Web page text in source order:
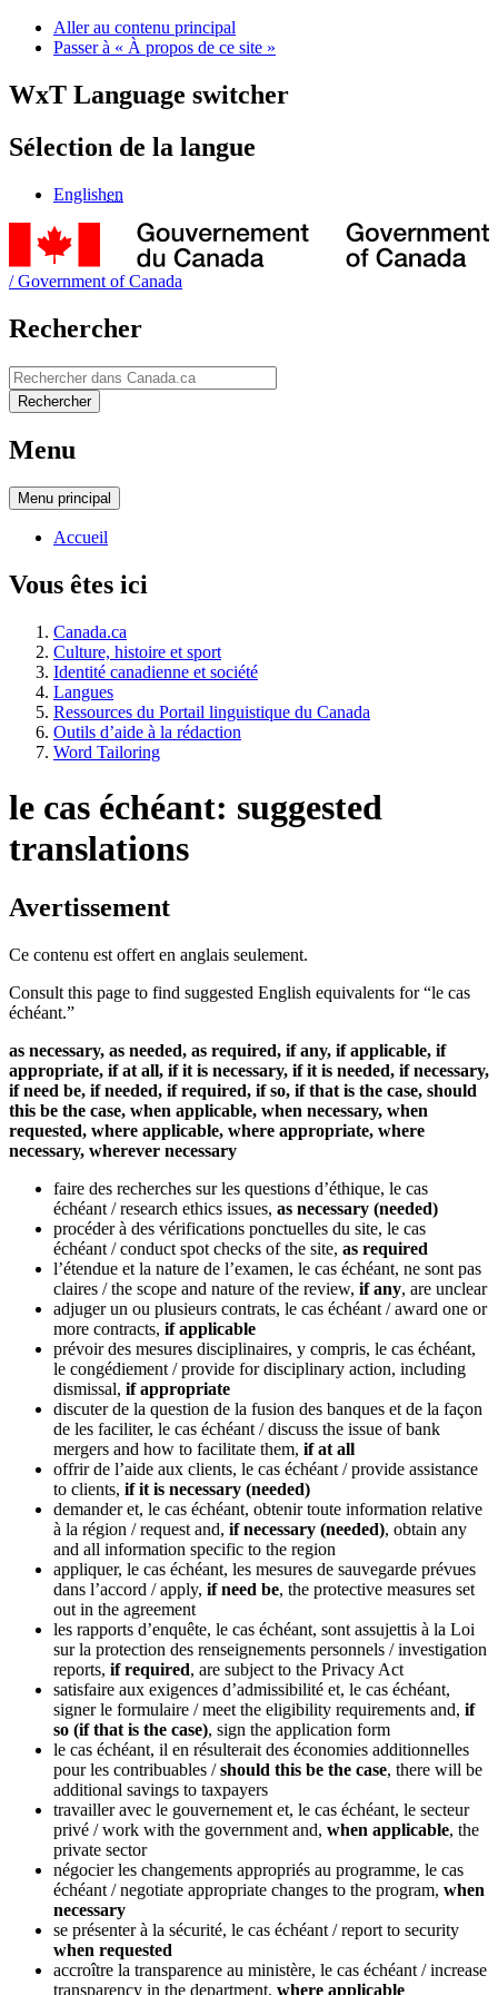
Aller au contenu principal
Passer à « À propos de ce site »
WxT Language switcher
Sélection de la langue
Englishen
/Government of Canada
Rechercher
Rechercher
Rechercher
Menu
Menu principal
Accueil
Vous êtes ici
Canada.ca
Culture, histoire et sport
Identité canadienne et société
Langues
Ressources du Portail linguistique du Canada
Outils d’aide à la rédaction
Word Tailoring
le cas échéant: suggested
translations
Avertissement
Ce contenu est offert en anglais seulement.
Consult this page to find suggested English equivalents for “le cas
échéant.”
as necessary, as needed, as required, if any, if applicable, if
appropriate, if at all, if it is necessary, if it is needed, if necessary,
if need be, if needed, if required, if so, if that is the case, should
this be the case, when applicable, when necessary, when
requested, where applicable, where appropriate, where
necessary, wherever necessary
faire des recherches sur les questions d’éthique, le cas
échéant / research ethics issues, as necessary (needed)
procéder à des vérifications ponctuelles du site, le cas
échéant / conduct spot checks of the site, as required
l’étendue et la nature de l’examen, le cas échéant, ne sont pas
claires / the scope and nature of the review, if any, are unclear
adjuger un ou plusieurs contrats, le cas échéant / award one or
more contracts, if applicable
prévoir des mesures disciplinaires, y compris, le cas échéant,
le congédiement / provide for disciplinary action, including
dismissal, if appropriate
discuter de la question de la fusion des banques et de la façon
de les faciliter, le cas échéant / discuss the issue of bank
mergers and how to facilitate them, if at all
offrir de l’aide aux clients, le cas échéant / provide assistance
to clients, if it is necessary (needed)
demander et, le cas échéant, obtenir toute information relative
à la région / request and, if necessary (needed), obtain any
and all information specific to the region
appliquer, le cas échéant, les mesures de sauvegarde prévues
dans l’accord / apply, if need be, the protective measures set
out in the agreement
les rapports d’enquête, le cas échéant, sont assujettis à la Loi
sur la protection des renseignements personnels / investigation
reports, if required, are subject to the Privacy Act
satisfaire aux exigences d’admissibilité et, le cas échéant,
signer le formulaire / meet the eligibility requirements and, if
so (if that is the case), sign the application form
le cas échéant, il en résulterait des économies additionnelles
pour les contribuables /should this be the case, there will be
additional savings to taxpayers
travailler avec le gouvernement et, le cas échéant, le secteur
privé / work with the government and, when applicable, the
private sector
négocier les changements appropriés au programme, le cas
échéant / negotiate appropriate changes to the program, when
necessary
se présenter à la sécurité, le cas échéant / report to security
when requested
accroître la transparence au ministère, le cas échéant / increase
transparency in the department, where applicable